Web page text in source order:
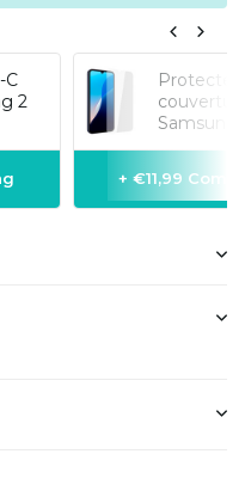
C
2
Samsung
+ €11,99